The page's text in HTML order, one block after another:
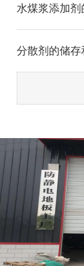
水煤浆添加
分散剂的储存